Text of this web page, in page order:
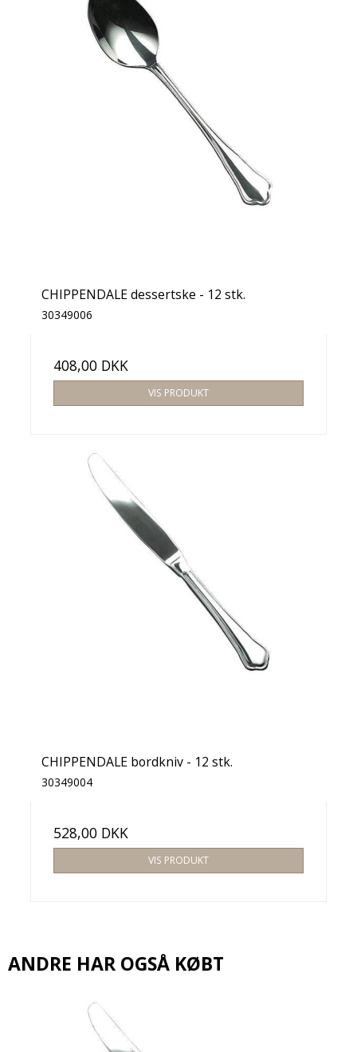
CHIPPENDALE dessertske - 12 stk.
30349006
408,00 DKK
VIS PRODUKT
CHIPPENDALE bordkniv - 12 stk.
30349004
528,00 DKK
VIS PRODUKT
ANDRE HAR OGSÅ KØBT